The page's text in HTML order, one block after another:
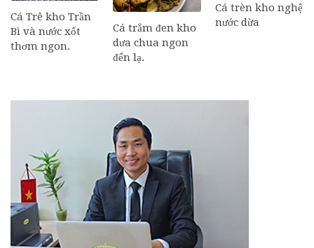
Cá Trê kho Trần
Bì và nước xốt
thơm ngon.
Cá trắm đen kho
dưa chua ngon
đến lạ.
Cá trèn kho nghệ
nước dừa